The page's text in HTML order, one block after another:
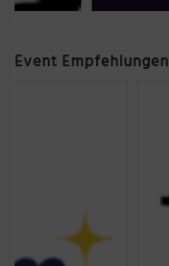
Event Empfehlungen